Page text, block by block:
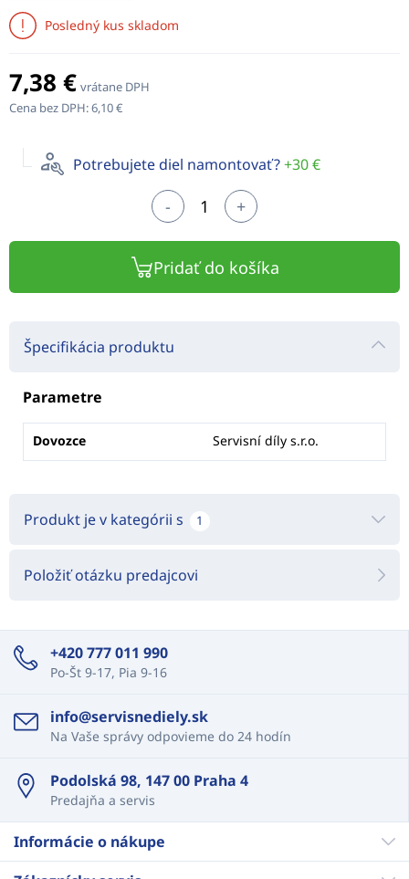
Posledný kus skladom
7,38 € vrátane DPH
Cena bez DPH:6,10 €
Potrebujete diel namontovať?+30 €
- +
Pridať do košíka
Špecifikácia produktu
Parametre
Dovozce Servisní díly s.r.o.
Produkt je v kategórii s 1
Položiť otázku predajcovi
+420 777 011 990
Po-Št 9-17, Pia 9-16
info@servisnediely.sk
Na Vaše správy odpovieme do 24 hodín
Podolská 98, 147 00 Praha 4
Predajňa a servis
Informácie o nákupe